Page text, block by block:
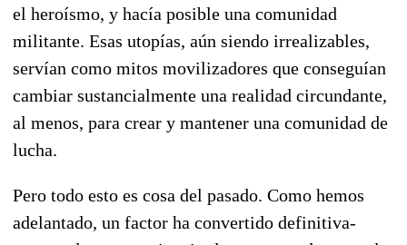
el heroísmo, y hacía posible una comunidad
militante. Esas uto­pías, aún siendo irrealizables,
servían como mitos movilizadores que conseguían
cambiar sustan­cialmente una realidad circundante,
al menos, para crear y mantener una comunidad de
lucha.
Pero todo esto es cosa del pasado. Como hemos
adelantado, un factor ha convertido definitiva­